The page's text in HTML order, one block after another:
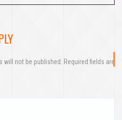
will not be published.
Required fields are